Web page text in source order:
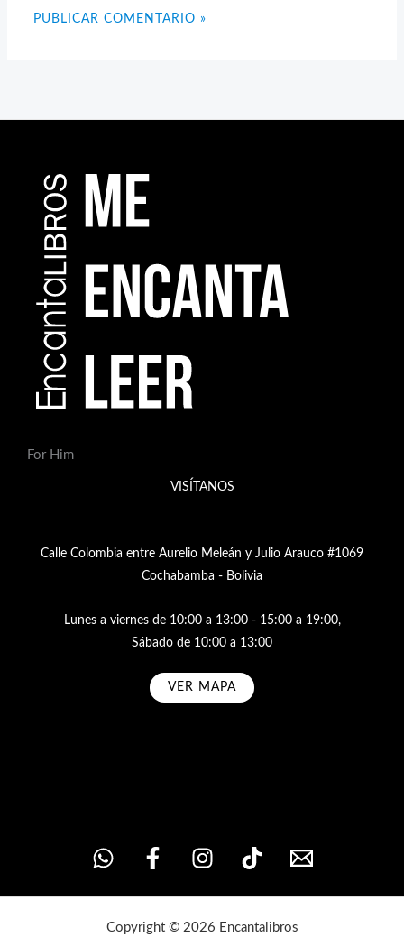
For Him
VISÍTANOS
Calle Colombia entre Aurelio Meleán y Julio Arauco #1069
Cochabamba - Bolivia
Lunes a viernes de 10:00 a 13:00 - 15:00 a 19:00,
Sábado de 10:00 a 13:00
VER MAPA
Copyright © 2026 Encantalibros